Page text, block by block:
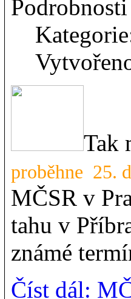
Podrobnosti
Tak
proběhne 25.
MČSR v
tahu v
známé
Číst dál: